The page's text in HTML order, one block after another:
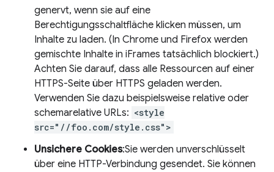
genervt, wenn sie auf eine
Berechtigungsschaltfläche klicken müssen, um
Inhalte zu laden. (In Chrome und Firefox werden
gemischte Inhalte in iFrames tatsächlich blockiert.)
Achten Sie darauf, dass alle Ressourcen auf einer
HTTPS-Seite über HTTPS geladen werden.
Verwenden Sie dazu beispielsweise relative oder
schemarelative URLs: <style
src="//foo.com/style.css">
Unsichere Cookies:Sie werden unverschlüsselt
über eine HTTP-Verbindung gesendet. Sie können